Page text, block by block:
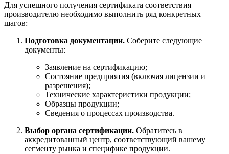
Для успешного получения сертификата соответствия
производителю необходимо выполнить ряд конкретных
шагов:
Подготовка документации. Соберите следующие
документы:
Заявление на сертификацию;
Cостояние предприятия (включая лицензии и
разрешения);
Технические характеристики продукции;
Образцы продукции;
Сведения о процессах производства.
Выбор органа сертификации. Обратитесь в
аккредитованный центр, соответствующий вашему
сегменту рынка и специфике продукции.